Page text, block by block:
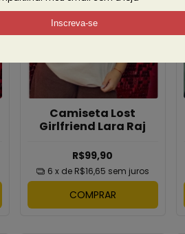
Camiseta Lost
Girlfriend Lara Raj
R$99,90
6 x de R$16,65 sem juros
COMPRAR